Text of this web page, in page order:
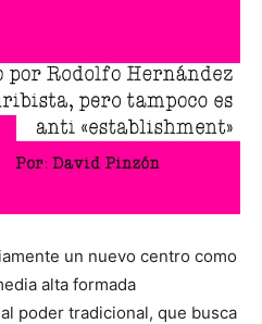
un nuevo centro como
alta formada
poder tradicional, que busca